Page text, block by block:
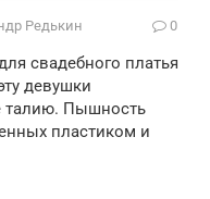
Редькин 0
свадебного платья
девушки
талию. Пышность
пластиком и